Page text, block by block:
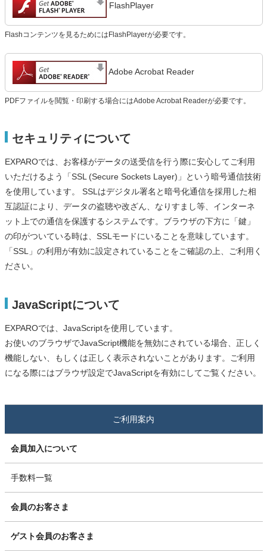
FlashPlayer
Flashコンテンツを見るためにはFlashPlayerが必要です。
Adobe Acrobat Reader
PDFファイルを閲覧・印刷する場合にはAdobe Acrobat Readerが必要です。
セキュリティについて
EXPAROでは、お客様がデータの送受信を行う際に安心してご利用
いただけるよう「SSL (Secure Sockets Layer)」という暗号通信技術
を使用しています。 SSLはデジタル署名と暗号化通信を採用した相
互認証により、データの盗聴や改ざん、なりすまし等、インターネ
ット上での通信を保護するシステムです。ブラウザの下方に「鍵」
の印がついている時は、SSLモードにいることを意味しています。
「SSL」の利用が有効に設定されていることをご確認の上、ご利用く
ださい。
JavaScriptについて
EXPAROでは、JavaScriptを使用しています。
お使いのブラウザでJavaScript機能を無効にされている場合、正しく
機能しない、もしくは正しく表示されないことがあります。ご利用
になる際にはブラウザ設定でJavaScriptを有効にしてご覧ください。
ご利用案内
会員加入について
手数料一覧
会員のお客さま
ゲスト会員のお客さま